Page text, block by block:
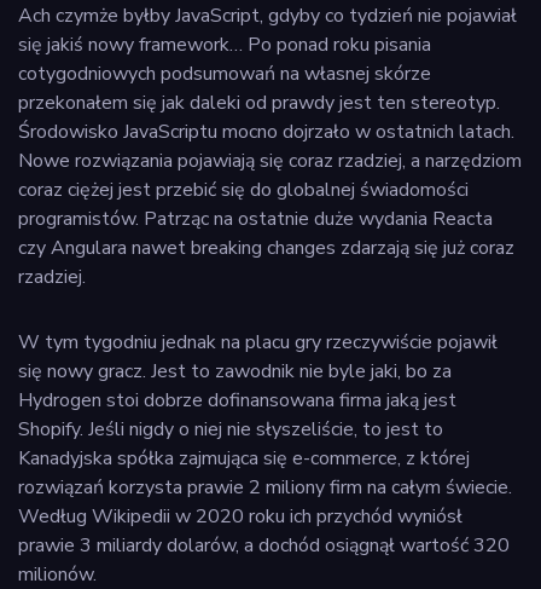
Ach czymże byłby JavaScript, gdyby co tydzień nie pojawiał
się jakiś nowy framework… Po ponad roku pisania
cotygodniowych podsumowań na własnej skórze
przekonałem się jak daleki od prawdy jest ten stereotyp.
Środowisko JavaScriptu mocno dojrzało w ostatnich latach.
Nowe rozwiązania pojawiają się coraz rzadziej, a narzędziom
coraz ciężej jest przebić się do globalnej świadomości
programistów. Patrząc na ostatnie duże wydania Reacta
czy Angulara nawet breaking changes zdarzają się już coraz
rzadziej.
W tym tygodniu jednak na placu gry rzeczywiście pojawił
się nowy gracz. Jest to zawodnik nie byle jaki, bo za
Hydrogen stoi dobrze dofinansowana firma jaką jest
Shopify. Jeśli nigdy o niej nie słyszeliście, to jest to
Kanadyjska spółka zajmująca się e-commerce, z której
rozwiązań korzysta prawie 2 miliony firm na całym świecie.
Według Wikipedii w 2020 roku ich przychód wyniósł
prawie 3 miliardy dolarów, a dochód osiągnął wartość 320
milionów.